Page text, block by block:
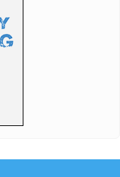
Nije štedeo reči,
dočekuje „Zadrugar“